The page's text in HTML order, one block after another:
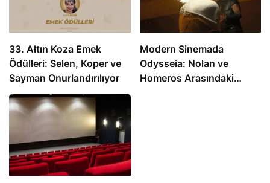
33. Altın Koza Emek
Ödülleri: Selen, Koper ve
Sayman Onurlandırılıyor
Modern Sinemada
Odysseia: Nolan ve
Homeros Arasındaki